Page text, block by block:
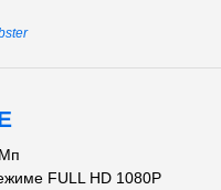
FULL HD 1080P